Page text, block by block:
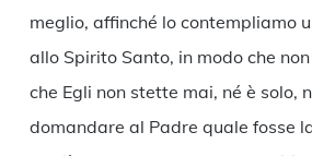
meglio, affinché lo contempliamo
allo Spirito Santo, in modo che
che Egli non stette mai, né è solo,
domandare al Padre quale fosse